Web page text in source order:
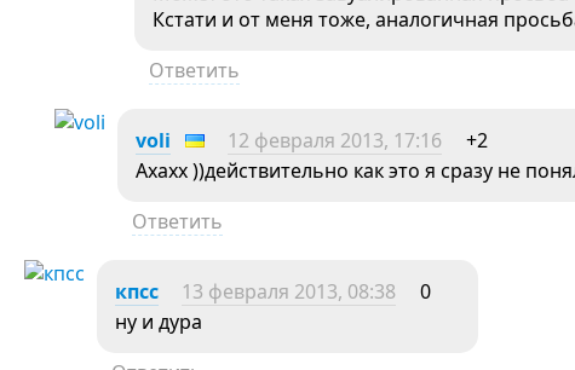
Кстати и от меня тоже, аналогичная
Ответить
voli 12 февраля 2013, 17:16
+2
Ахахх ))действительно как это я сразу не
Ответить
кпсс 13 февраля 2013, 08:38
0
ну и дура